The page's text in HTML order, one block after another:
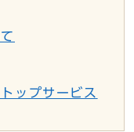
ップサービス